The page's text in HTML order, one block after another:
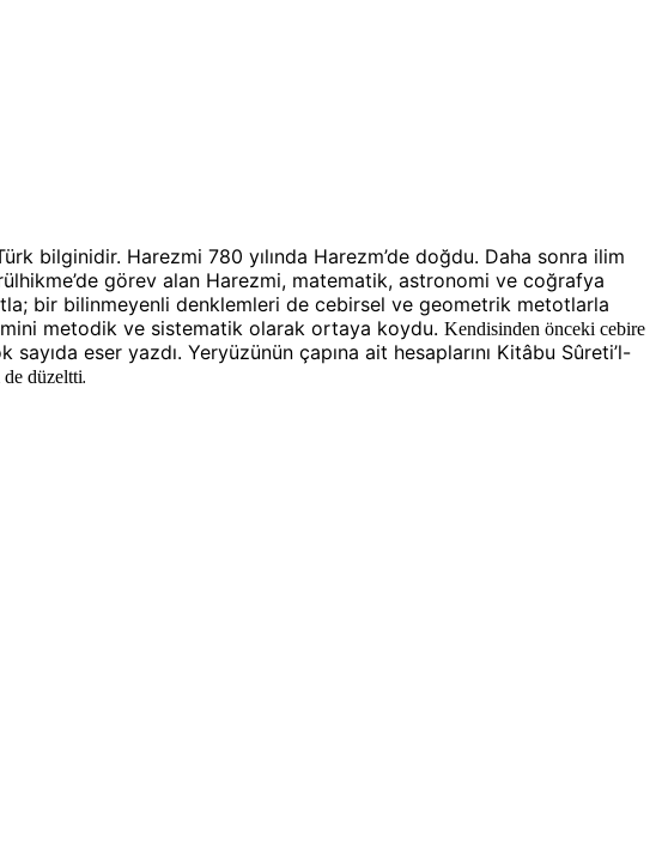
bilginidir. Harezmi 780 yılında Harezm’de doğdu. Daha sonra ilim
görev alan Harezmi, matematik, astronomi ve coğrafya
bir bilinmeyenli denklemleri de cebirsel ve geometrik metotlarla
metodik ve sistematik olarak ortaya koydu. Kendisinden önceki cebire
eser yazdı. Yeryüzünün çapına ait hesaplarını Kitâbu Sûreti’l-
de düzeltti.